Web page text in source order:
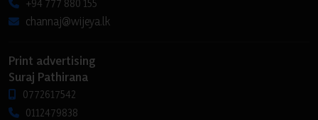
channaj@wijeya.lk
Print advertising
Suraj Pathirana
0772617542
0112479838